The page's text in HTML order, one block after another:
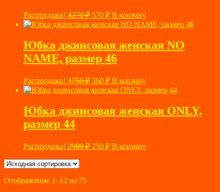
Распродажа! 4270₽ Первоначальная
цена
составляла
570 ₽Текущая
цена:
В корзину
Юбка джинсовая женская NO
NAME, размер 46
Распродажа! 1750₽ Первоначальная
цена
составляла
360 ₽Текущая
цена:
В корзину
Юбка джинсовая женская ONLY,
размер 44
Распродажа! 2900₽ Первоначальная
250 ₽Текущая
цена:
В корзину
Отображение 1–12 из 75